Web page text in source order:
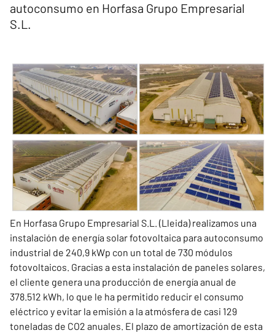
autoconsumo en Horfasa Grupo Empresarial
S.L.
En Horfasa Grupo Empresarial S.L. (Lleida) realizamos una
instalación de energía solar fotovoltaica para autoconsumo
industrial de 240,9 kWp con un total de 730 módulos
fotovoltaicos. Gracias a esta instalación de paneles solares,
el cliente genera una producción de energía anual de
378.512 kWh, lo que le ha permitido reducir el consumo
eléctrico y evitar la emisión a la atmósfera de casi 129
toneladas de CO2 anuales. El plazo de amortización de esta